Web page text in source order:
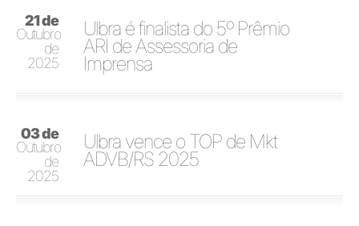
21 de
Outubro
de
2025
Ulbra é finalista do 5º Prêmio
ARI de Assessoria de
Imprensa
03 de
Outubro
de
2025
Ulbra vence o TOP de Mkt
ADVB/RS 2025